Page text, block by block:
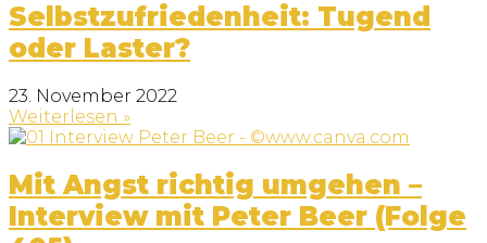
Selbstzufriedenheit: Tugend
oder Laster?
23. November 2022
Weiterlesen »
Mit Angst richtig umgehen –
Interview mit Peter Beer (Folge